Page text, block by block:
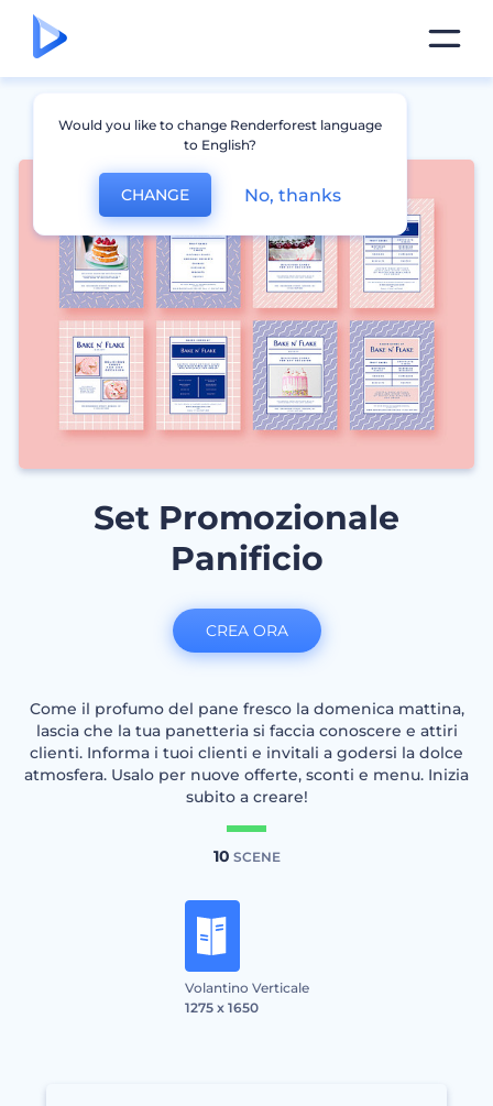
Set Promozionale
Panificio
Come il profumo del pane fresco la domenica mattina,
lascia che la tua panetteria si faccia conoscere e attiri
clienti. Informa i tuoi clienti e invitali a godersi la dolce
atmosfera. Usalo per nuove offerte, sconti e menu. Inizia
subito a creare!
10 SCENE
Volantino Verticale
1275 x 1650
CREA ORA
Would you like to change Renderforest language
to English?
CHANGE No, thanks